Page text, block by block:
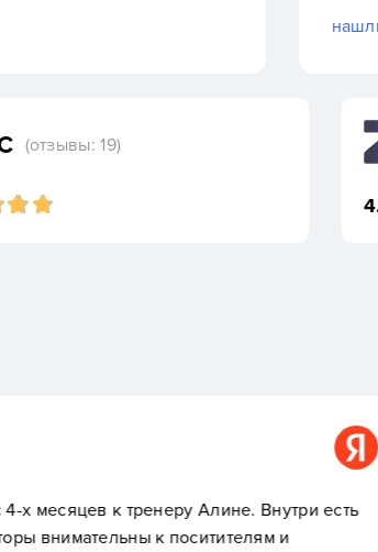
(отзывы: 19)
есть
Привлекает цена
лучшего. Тренер Юлия